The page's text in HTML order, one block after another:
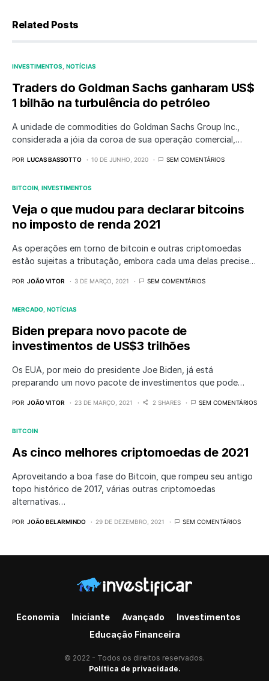
Related Posts
INVESTIMENTOS NOTÍCIAS
Traders do Goldman Sachs ganharam US$
1 bilhão na turbulência do petróleo
A unidade de commodities do Goldman Sachs Group Inc.,
considerada a jóia da coroa de sua operação comercial,…
POR LUCAS BASSOTTO 10 DE JUNHO, 2020 SEM COMENTÁRIOS
BITCOIN INVESTIMENTOS
Veja o que mudou para declarar bitcoins
no imposto de renda 2021
As operações em torno de bitcoin e outras criptomoedas
estão sujeitas a tributação, embora cada uma delas precise…
POR JOÃO VITOR 3 DE MARÇO, 2021 SEM COMENTÁRIOS
MERCADO NOTÍCIAS
Biden prepara novo pacote de
investimentos de US$3 trilhões
Os EUA, por meio do presidente Joe Biden, já está
preparando um novo pacote de investimentos que pode…
POR JOÃO VITOR 23 DE MARÇO, 2021 2 SHARES SEM COMENTÁRIOS
BITCOIN
As cinco melhores criptomoedas de 2021
Aproveitando a boa fase do Bitcoin, que rompeu seu antigo
topo histórico de 2017, várias outras criptomoedas
alternativas…
POR JOÃO BELARMINDO 29 DE DEZEMBRO, 2021 SEM COMENTÁRIOS
Economia Iniciante Avançado
Investimentos
Educação Financeira
© 2022 - Todos os direitos reservados.
Política de privacidade.